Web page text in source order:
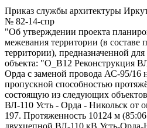
Приказ службы архитектуры
№ 82-14-спр
"Об утверждении проекта
межевания территории (в составе
территории), предназначенной
объекта: "О_В12 Реконструкция
Орда с заменой провода АС-95/16
пропускной способностью
состоящую из следующих
ВЛ-110 Усть - Орда - Никольск
197. Протяженность 10124 м
двухцепной ВЛ-110 кВ Усть-